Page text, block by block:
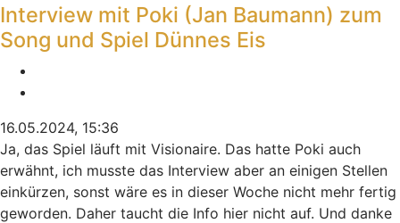
Interview mit Poki (Jan Baumann) zum
Song und Spiel Dünnes Eis
16.05.2024, 15:36
Ja, das Spiel läuft mit Visionaire. Das hatte Poki auch
erwähnt, ich musste das Interview aber an einigen Stellen
einkürzen, sonst wäre es in dieser Woche nicht mehr fertig
geworden. Daher taucht die Info hier nicht auf. Und danke